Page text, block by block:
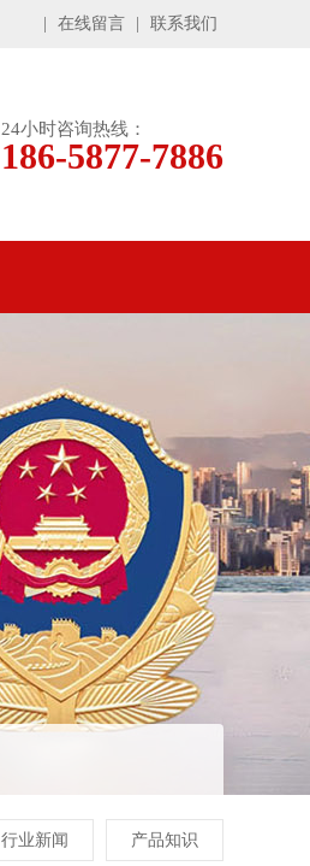
在线留言 联系我们
24小时咨询热线：
186-5877-7886
行业新闻 产品知识